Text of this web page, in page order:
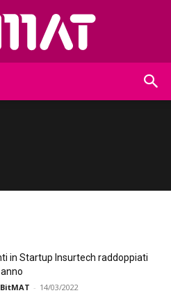
in Startup Insurtech raddoppiati
- 14/03/2022